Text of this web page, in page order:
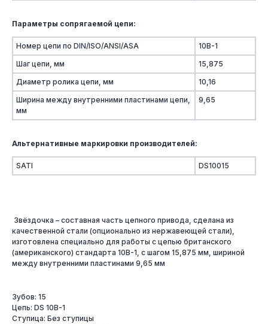
Параметры сопрягаемой цепи:
Номер цепи по DIN/ISO/ANSI/ASA
10B-1
Шаг цепи, мм
15,875
Диаметр ролика цепи, мм
10,16
Ширина между внутренними пластинами цепи,
мм
9,65
Альтернативные маркировки производителей:
SATI DS10015
Звёздочка – составная часть цепного привода, сделана из
качественной стали (опционально из нержавеющей стали),
изготовлена специально для работы с цепью британского
(американского) стандарта 10B-1, с шагом 15,875 мм, шириной
между внутренними пластинами 9,65 мм
Зубов: 15
Цепь: DS 10B-1
Ступица: Без ступицы